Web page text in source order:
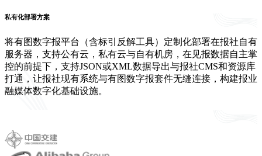
私有化部署方案
将有图数字报平台（含标引反解工具）定制化部署在报社自有
服务器，支持公有云，私有云与自有机房，在见报数据自主掌
控的前提下，支持JSON或XML数据导出与报社CMS和资源库
打通，让报社现有系统与有图数字报套件无缝连接，构建报业
融媒体数字化基础设施。